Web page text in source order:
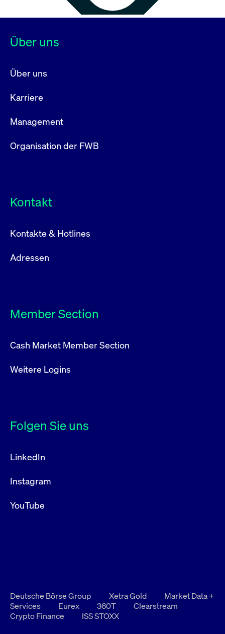
Über uns
Über uns
Karriere
Management
Organisation der FWB
Kontakt
Kontakte & Hotlines
Adressen
Member Section
Cash Market Member Section
Weitere Logins
Folgen Sie uns
LinkedIn
Instagram
YouTube
Deutsche Börse Group Xetra Gold
Market Data +
Services
Eurex 360T
Clearstream
Crypto Finance
ISS STOXX